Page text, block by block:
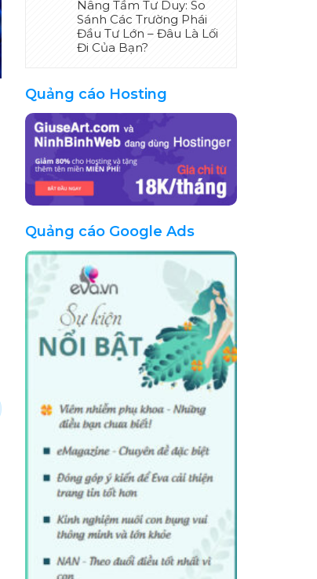
Nâng Tầm Tư Duy: So
Sánh Các Trường Phái
Đầu Tư Lớn – Đâu Là Lối
Đi Của Bạn?
Quảng cáo Hosting
Quảng cáo Google Ads